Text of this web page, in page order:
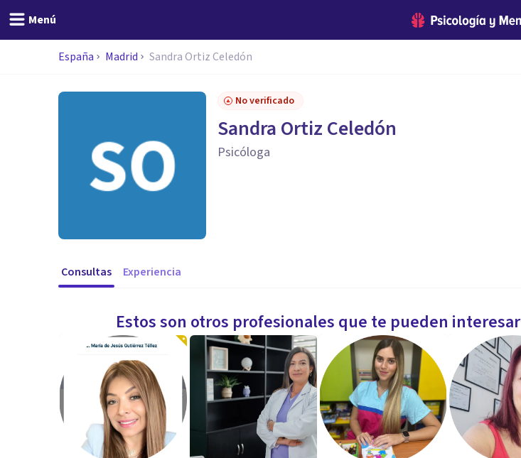
Menú
España Madrid Sandra Ortiz Celedón
No verificado
Sandra Ortiz Celedón
Psicóloga
Consultas Experiencia
Estos son otros profesionales que te pueden interesar